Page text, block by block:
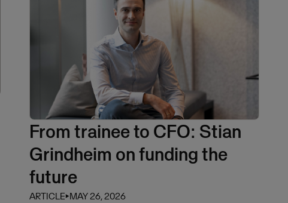
From trainee to CFO: Stian
Grindheim on funding the
future
ARTICLE⏵MAY 26, 2026